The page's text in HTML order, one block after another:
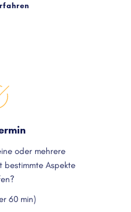
oder mehrere
bestimmte Aspekte
60 min)